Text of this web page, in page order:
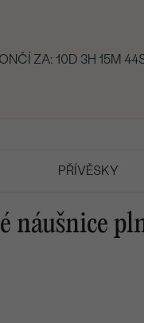
ZA: 10D 3H 15M
PŘÍVĚSKY
náušnice